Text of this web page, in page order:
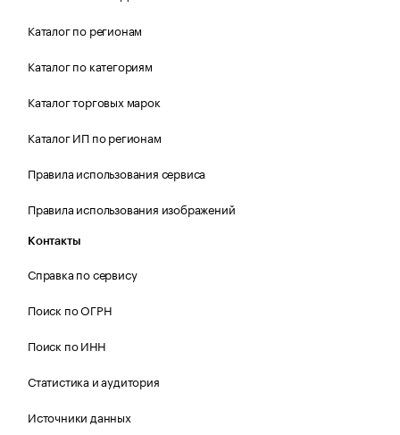
Каталог по регионам
Каталог по категориям
Каталог торговых марок
Каталог ИП по регионам
Правила использования сервиса
Правила использования изображений
Контакты
Справка по сервису
Поиск по ОГРН
Поиск по ИНН
Статистика и аудитория
Источники данных